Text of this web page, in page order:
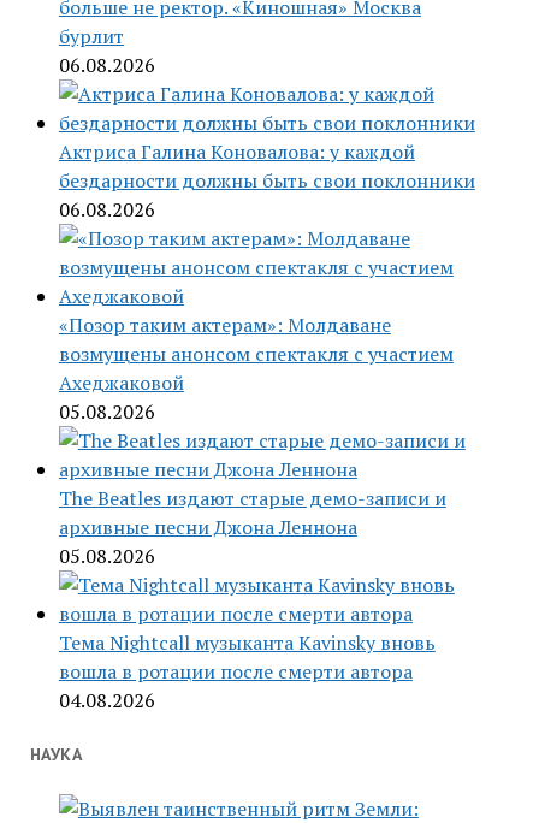
больше не ректор. «Киношная» Москва
бурлит
06.08.2026
Актриса Галина Коновалова: у каждой
бездарности должны быть свои поклонники
06.08.2026
«Позор таким актерам»: Молдаване
возмущены анонсом спектакля с участием
Ахеджаковой
05.08.2026
The Beatles издают старые демо-записи и
архивные песни Джона Леннона
05.08.2026
Тема Nightcall музыканта Kavinsky вновь
вошла в ротации после смерти автора
04.08.2026
НАУКА